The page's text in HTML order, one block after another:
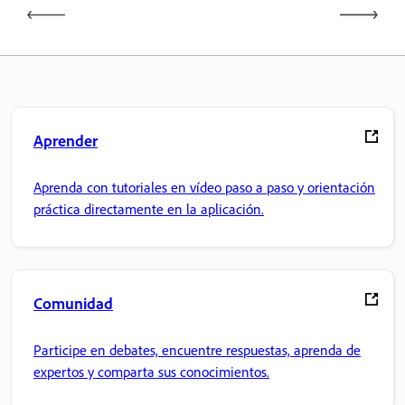
Aprender
Aprenda con tutoriales en vídeo paso a paso y orientación
práctica directamente en la aplicación.
Comunidad
Participe en debates, encuentre respuestas, aprenda de
expertos y comparta sus conocimientos.